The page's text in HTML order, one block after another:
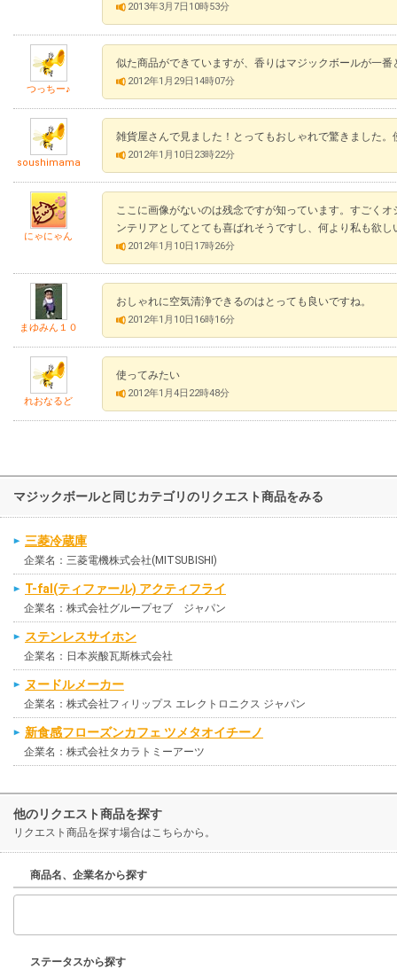
2013年3月7日10時53分
つっちー♪
似た商品ができていますが、香りはマジックボールが一番
2012年1月29日14時07分
soushimama
雑貨屋さんで見ました！とってもおしゃれで驚きました。
2012年1月10日23時22分
にゃにゃん
ここに画像がないのは残念ですが知っています。すごく
ンテリアとしてとても喜ばれそうですし、何より私も欲し
2012年1月10日17時26分
まゆみん１０
おしゃれに空気清浄できるのはとっても良いですね。
2012年1月10日16時16分
れおなるど
使ってみたい
2012年1月4日22時48分
マジックボールと同じカテゴリのリクエスト商品をみる
三菱冷蔵庫
企業名：三菱電機株式会社(MITSUBISHI)
T-fal(ティファール) アクティフライ
企業名：株式会社グループセブ ジャパン
ステンレスサイホン
企業名：日本炭酸瓦斯株式会社
ヌードルメーカー
企業名：株式会社フィリップス エレクトロニクス ジャパン
新食感フローズンカフェ ツメタオイチーノ
企業名：株式会社タカラトミーアーツ
他のリクエスト商品を探す
リクエスト商品を探す場合はこちらから。
商品名、企業名から探す
ステータスから探す